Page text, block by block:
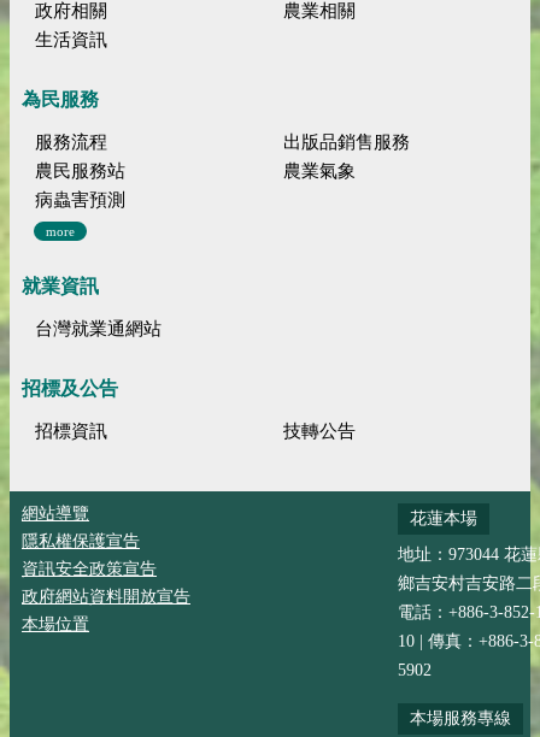
政府相關
農業相關
生活資訊
為民服務
服務流程
出版品銷售服務
農民服務站
農業氣象
病蟲害預測
more
就業資訊
台灣就業通網站
招標及公告
招標資訊 技轉公告
網站導覽
隱私權保護宣告
資訊安全政策宣告
政府網站資料開放宣告
本場位置
花蓮本場
地址：973044 花
鄉吉安村吉安路二
電話：+886-3-852-
10 | 傳真：+886-3-
5902
本場服務專線